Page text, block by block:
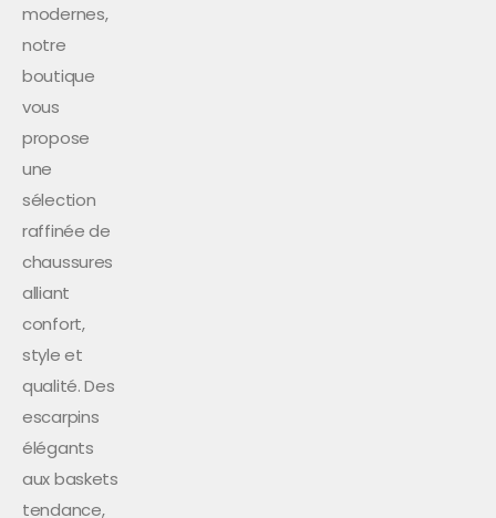
modernes,
notre
boutique
vous
propose
une
sélection
raffinée de
chaussures
alliant
confort,
style et
qualité. Des
escarpins
élégants
aux baskets
tendance,